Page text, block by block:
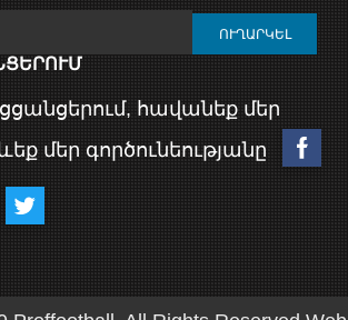
հավանեք մեր
մեր գործունեությանը